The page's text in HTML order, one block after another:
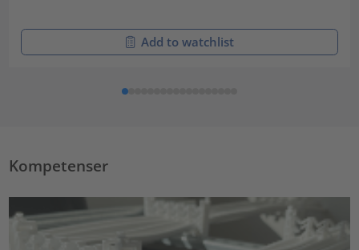
Add to watchlist
Kompetenser